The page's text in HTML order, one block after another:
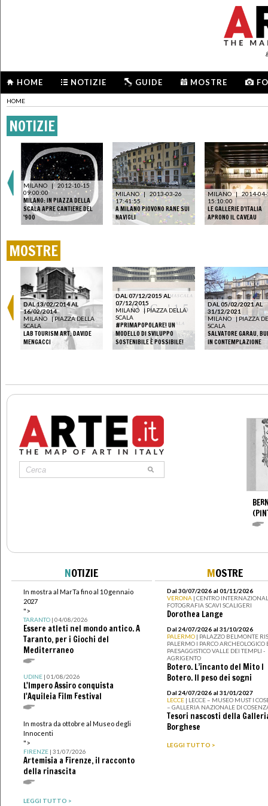
HOME NOTIZIE GUIDE MOSTRE
HOME
NOTIZIE
MILANO | 2012-10-15
09:00:00
MILANO: IN PIAZZA DELLA
SCALA APRE CANTIERE DEL
'900
MILANO |
2013-03-26
17:41:55
A MILANO PIOVONO RANE SUI
NAVIGLI
MILANO |
2014-04-
15:10:00
LE GALLERIE D'ITALIA
APRONO IL CAVEAU
MOSTRE
DAL 13/02/2014 AL
16/02/2014
MILANO
|PIAZZA DELLA
SCALA
LAB TOURISM ART. DAVIDE
MENGACCI
DAL 07/12/2015 AL
07/12/2015
MILANO |PIAZZA DELLA
SCALA
#PRIMAPOPOLARE! UN
MODELLO DI SVILUPPO
SOSTENIBILE È POSSIBILE!
DAL 05/02/2021 AL
31/12/2021
MILANO |PIAZZA
SCALA
SALVATORE GARAU.
IN CONTEMPLAZIONE
NOTIZIE
In mostra al MarTa fino al 10 gennaio
2027
">
TARANTO| 04/08/2026
Essere atleti nel mondo antico. A
Taranto, per i Giochi del
Mediterraneo
UDINE| 01/08/2026
L'Impero Assiro conquista
l'Aquileia Film Festival
In mostra da ottobre al Museo degli
Innocenti
">
FIRENZE| 31/07/2026
Artemisia a Firenze, il racconto
della rinascita
LEGGI TUTTO >
MOSTRE
Dal 30/07/2026 al 01/11/2026
VERONA | CENTRO
FOTOGRAFIA SCAVI SCALIGERI
Dorothea Lange
Dal 24/07/2026 al 31/10/2026
PALERMO | PALAZZO BELMONTE
PALERMO I PARCO ARCHEOLOGICO
PAESAGGISTICO VALLE DEI TEMPLI -
AGRIGENTO
Botero. L’incanto del Mito I
Botero. Il peso dei sogni
Dal 24/07/2026 al 31/01/2027
LECCE | LECCE – MUSEO MUST I
– GALLERIA NAZIONALE DI
Tesori nascosti della
Borghese
LEGGI TUTTO >